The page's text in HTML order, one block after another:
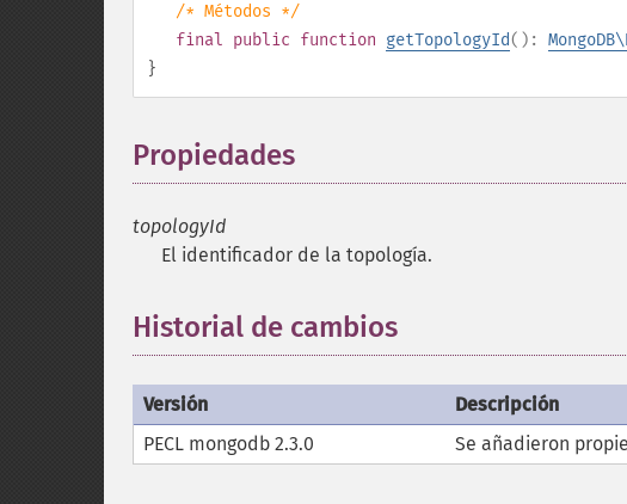
/* Métodos */
final public function getTopologyId():
}
Propiedades
topologyId
El identificador de la topología.
Historial de cambios
Versión
Descripción
PECL mongodb 2.3.0
Se añadieron